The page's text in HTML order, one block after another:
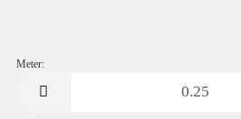
Meter: